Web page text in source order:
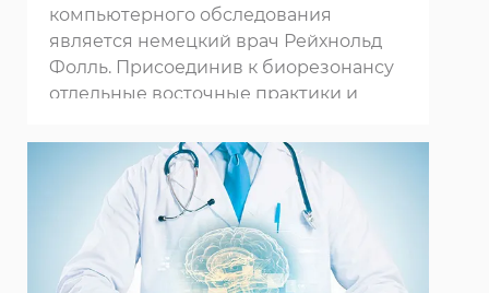
компьютерного обследования
является немецкий врач Рейхнольд
Фолль. Присоединив к биорезонансу
отдельные восточные практики и
электропунктурой диагностики и
изобрел прибор, которому дал свое
имя. В основе метода лежит теория,
что клетки живых организмов
излучают в окружающую среду
электромагнитные волны,